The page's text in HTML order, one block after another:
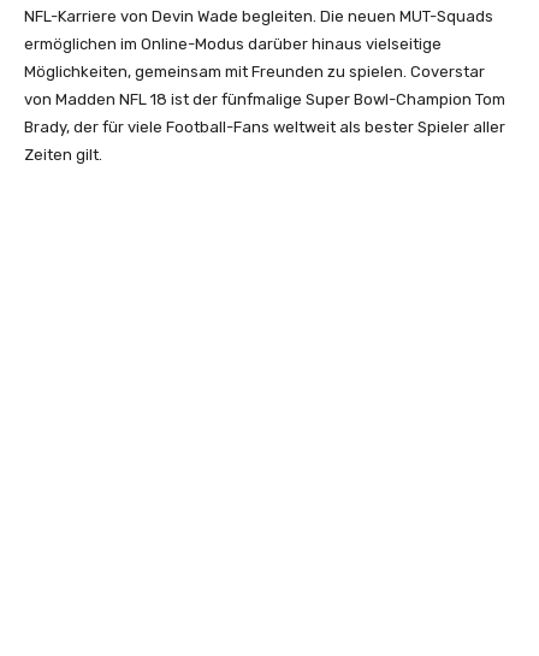
NFL-Karriere von Devin Wade begleiten. Die neuen MUT-Squads
ermöglichen im Online-Modus darüber hinaus vielseitige
Möglichkeiten, gemeinsam mit Freunden zu spielen. Coverstar
von Madden NFL 18 ist der fünfmalige Super Bowl-Champion Tom
Brady, der für viele Football-Fans weltweit als bester Spieler aller
Zeiten gilt.